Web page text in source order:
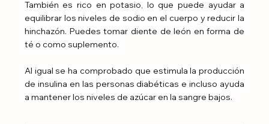
También es rico en potasio, lo que puede ayudar a
equilibrar los niveles de sodio en el cuerpo y reducir la
hinchazón. Puedes tomar diente de león en forma de
té o como suplemento.
Al igual se ha comprobado que estimula la producción
de insulina en las personas diabéticas e incluso ayuda
a mantener los niveles de azúcar en la sangre bajos.